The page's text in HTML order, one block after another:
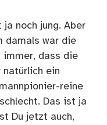
noch jung. Aber
damals war die
immer, dass die
natürlich ein
reine
Das ist ja
Du jetzt auch,